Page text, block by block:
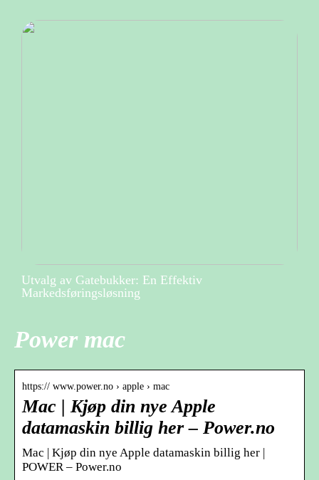
Utvalg av Gatebukker: En Effektiv
Markedsføringsløsning
Power mac
https:// www.power.no › apple › mac
Mac | Kjøp din nye Apple
datamaskin billig her – Power.no
Mac | Kjøp din nye Apple datamaskin billig her |
POWER – Power.no